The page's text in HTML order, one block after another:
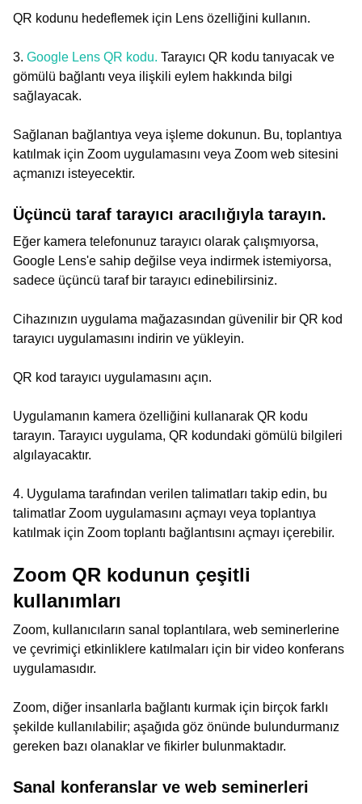
QR kodunu hedeflemek için Lens özelliğini kullanın.
3. Google Lens QR kodu. Tarayıcı QR kodu tanıyacak ve
gömülü bağlantı veya ilişkili eylem hakkında bilgi
sağlayacak.
Sağlanan bağlantıya veya işleme dokunun. Bu, toplantıya
katılmak için Zoom uygulamasını veya Zoom web sitesini
açmanızı isteyecektir.
Üçüncü taraf tarayıcı aracılığıyla tarayın.
Eğer kamera telefonunuz tarayıcı olarak çalışmıyorsa,
Google Lens'e sahip değilse veya indirmek istemiyorsa,
sadece üçüncü taraf bir tarayıcı edinebilirsiniz.
Cihazınızın uygulama mağazasından güvenilir bir QR kod
tarayıcı uygulamasını indirin ve yükleyin.
QR kod tarayıcı uygulamasını açın.
Uygulamanın kamera özelliğini kullanarak QR kodu
tarayın. Tarayıcı uygulama, QR kodundaki gömülü bilgileri
algılayacaktır.
4. Uygulama tarafından verilen talimatları takip edin, bu
talimatlar Zoom uygulamasını açmayı veya toplantıya
katılmak için Zoom toplantı bağlantısını açmayı içerebilir.
Zoom QR kodunun çeşitli
kullanımları
Zoom, kullanıcıların sanal toplantılara, web seminerlerine
ve çevrimiçi etkinliklere katılmaları için bir video konferans
uygulamasıdır.
Zoom, diğer insanlarla bağlantı kurmak için birçok farklı
şekilde kullanılabilir; aşağıda göz önünde bulundurmanız
gereken bazı olanaklar ve fikirler bulunmaktadır.
Sanal konferanslar ve web seminerleri